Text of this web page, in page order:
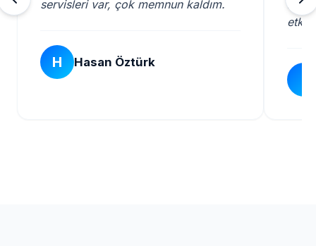
servisleri var, çok memnun kaldım.
H Hasan Öztürk
etkili.